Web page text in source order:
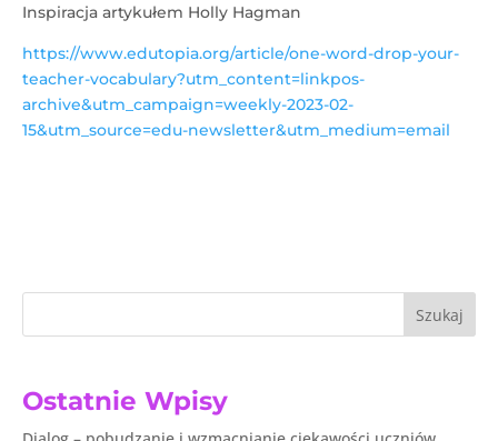
Inspiracja artykułem Holly Hagman
https://www.edutopia.org/article/one-word-drop-your-
teacher-vocabulary?utm_content=linkpos-
archive&utm_campaign=weekly-2023-02-
15&utm_source=edu-newsletter&utm_medium=email
Szukaj
Ostatnie Wpisy